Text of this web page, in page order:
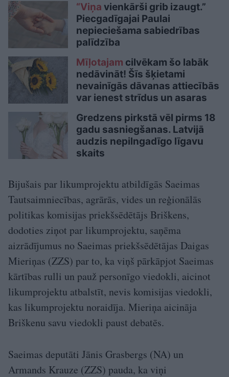
“Viņa vienkārši grib izaugt.”
Piecgadīgajai Paulai
nepieciešama sabiedrības
palīdzība
Mīļotajam cilvēkam šo labāk
nedāvināt! Šīs šķietami
nevainīgās dāvanas attiecībās
var ienest strīdus un asaras
Gredzens pirkstā vēl pirms 18
gadu sasniegšanas. Latvijā
audzis nepilngadīgo līgavu
skaits
Bijušais par likumprojektu atbildīgās Saeimas
Tautsaimniecības, agrārās, vides un reģionālās
politikas komisijas priekšsēdētājs Briškens,
dodoties ziņot par likumprojektu, saņēma
aizrādījumus no Saeimas priekšsēdētājas Daigas
Mieriņas (ZZS) par to, ka viņš pārkāpjot Saeimas
kārtības rulli un pauž personīgo viedokli, aicinot
likumprojektu atbalstīt, nevis komisijas viedokli,
kas likumprojektu noraidīja. Mieriņa aicināja
Briškenu savu viedokli paust debatēs.
Saeimas deputāti Jānis Grasbergs (NA) un
Armands Krauze (ZZS) pauda, ka viņi